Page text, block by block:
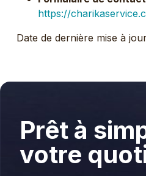
https://
Date de dernière mise à
Prêt à
votre